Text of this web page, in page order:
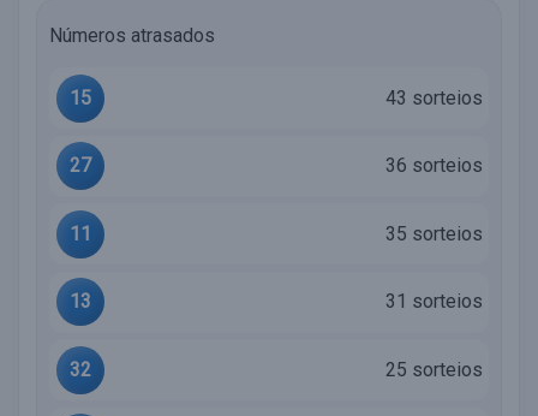
Números atrasados
15 43 sorteios
27 36 sorteios
11 35 sorteios
13 31 sorteios
32 25 sorteios